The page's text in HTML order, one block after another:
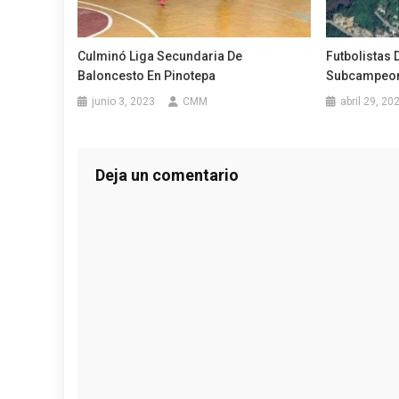
Culminó Liga Secundaria De
Baloncesto En Pinotepa
junio 3, 2023 CMM
Futbolistas
abril 29,
Deja un comentario